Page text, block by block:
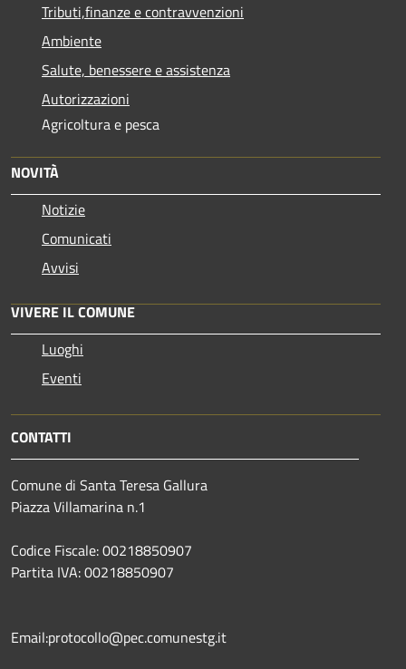
Tributi,finanze e contravvenzioni
Ambiente
Salute, benessere e assistenza
Autorizzazioni
Agricoltura e pesca
NOVITÀ
Notizie
Comunicati
Avvisi
VIVERE IL COMUNE
Luoghi
Eventi
CONTATTI
Comune di Santa Teresa Gallura
Piazza Villamarina n.1
Codice Fiscale: 00218850907
Partita IVA: 00218850907
Email:protocollo@pec.comunestg.it